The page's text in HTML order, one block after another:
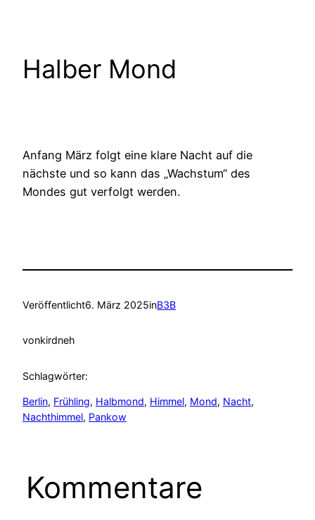
Halber Mond
Anfang März folgt eine klare Nacht auf die
nächste und so kann das „Wachstum“ des
Mondes gut verfolgt werden.
Veröffentlicht6. März 2025inB3B
vonkirdneh
Schlagwörter:
Berlin, Frühling, Halbmond, Himmel, Mond, Nacht
Nachthimmel, Pankow
Kommentare